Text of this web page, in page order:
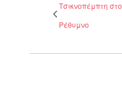
Τσικνοπέμπτη στο
Ρέθυμνο